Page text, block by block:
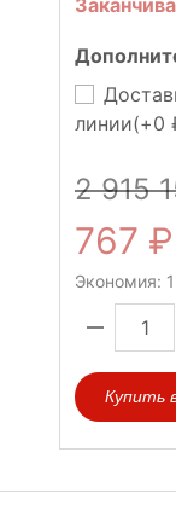
линии(+0
2 915
767
Экономия:
Купить